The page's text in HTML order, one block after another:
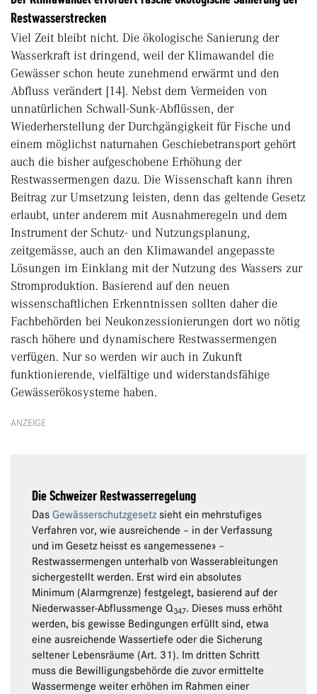
Restwasserstrecken
Viel Zeit bleibt nicht. Die ökologische Sanierung der
Wasserkraft ist dringend, weil der Klimawandel die
Gewässer schon heute zunehmend erwärmt und den
Abfluss verändert [14]. Nebst dem Vermeiden von
unnatürlichen Schwall-Sunk-Abflüssen, der
Wiederherstellung der Durchgängigkeit für Fische und
einem möglichst naturnahen Geschiebetransport gehört
auch die bisher aufgeschobene Erhöhung der
Restwassermengen dazu. Die Wissenschaft kann ihren
Beitrag zur Umsetzung leisten, denn das geltende Gesetz
erlaubt, unter anderem mit Ausnahmeregeln und dem
Instrument der Schutz- und Nutzungsplanung,
zeitgemässe, auch an den Klimawandel angepasste
Lösungen im Einklang mit der Nutzung des Wassers zur
Stromproduktion. Basierend auf den neuen
wissenschaftlichen Erkenntnissen sollten daher die
Fachbehörden bei Neukonzessionierungen dort wo nötig
rasch höhere und dynamischere Restwassermengen
verfügen. Nur so werden wir auch in Zukunft
funktionierende, vielfältige und widerstandsfähige
Gewässerökosysteme haben.
ANZEIGE
Die Schweizer Restwasserregelung
Das Gewässerschutzgesetz sieht ein mehrstufiges
Verfahren vor, wie ausreichende – in der Verfassung
und im Gesetz heisst es «angemessene» –
Restwassermengen unterhalb von Wasserableitungen
sichergestellt werden. Erst wird ein absolutes
Minimum (Alarmgrenze) festgelegt, basierend auf der
Niederwasser-Abflussmenge Q347. Dieses muss erhöht
werden, bis gewisse Bedingungen erfüllt sind, etwa
eine ausreichende Wassertiefe oder die Sicherung
seltener Lebensräume (Art. 31). Im dritten Schritt
muss die Bewilligungsbehörde die zuvor ermittelte
Wassermenge weiter erhöhen im Rahmen einer